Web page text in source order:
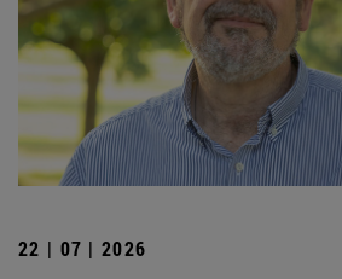
22 | 07 | 2026